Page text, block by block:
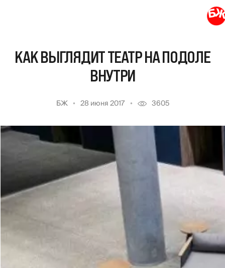
КАК ВЫГЛЯДИТ ТЕАТР НА ПОДОЛЕ
ВНУТРИ
БЖ 28 июня 2017 3605